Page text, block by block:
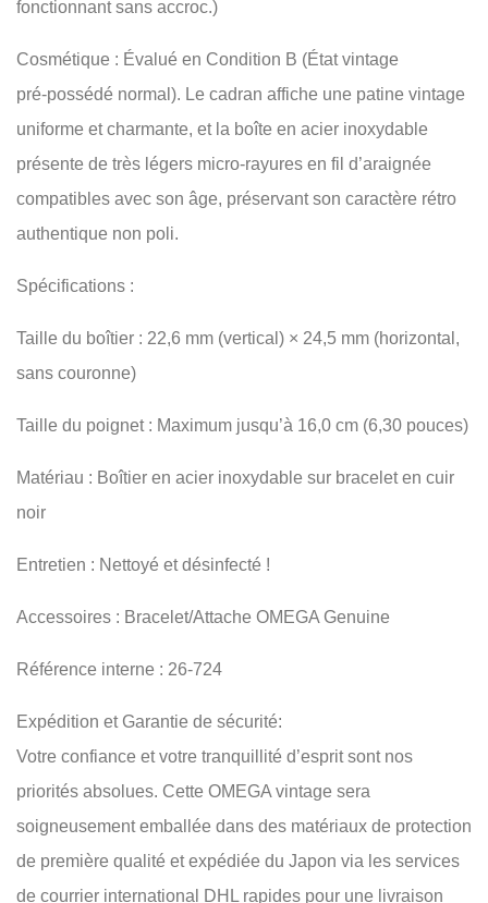
fonctionnant sans accroc.)
Cosmétique : Évalué en Condition B (État vintage
pré‑possédé normal). Le cadran affiche une patine vintage
uniforme et charmante, et la boîte en acier inoxydable
présente de très légers micro-rayures en fil d’araignée
compatibles avec son âge, préservant son caractère rétro
authentique non poli.
Spécifications :
Taille du boîtier : 22,6 mm (vertical) × 24,5 mm (horizontal,
sans couronne)
Taille du poignet : Maximum jusqu’à 16,0 cm (6,30 pouces)
Matériau : Boîtier en acier inoxydable sur bracelet en cuir
noir
Entretien : Nettoyé et désinfecté !
Accessoires : Bracelet/Attache OMEGA Genuine
Référence interne : 26-724
Expédition et Garantie de sécurité:
Votre confiance et votre tranquillité d’esprit sont nos
priorités absolues. Cette OMEGA vintage sera
soigneusement emballée dans des matériaux de protection
de première qualité et expédiée du Japon via les services
de courrier international DHL rapides pour une livraison